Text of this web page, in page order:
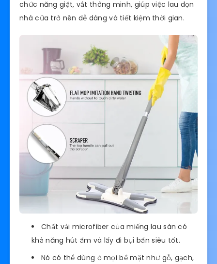
chức năng giặt, vắt thông minh, giúp việc lau dọn
nhà cửa trở nên dễ dàng và tiết kiệm thời gian.
Chất vải microfiber của miếng lau sàn có
khả năng hút ẩm và lấy đi bụi bẩn siêu tốt.
Nó có thể dùng ở mọi bề mặt như gỗ, gạch,